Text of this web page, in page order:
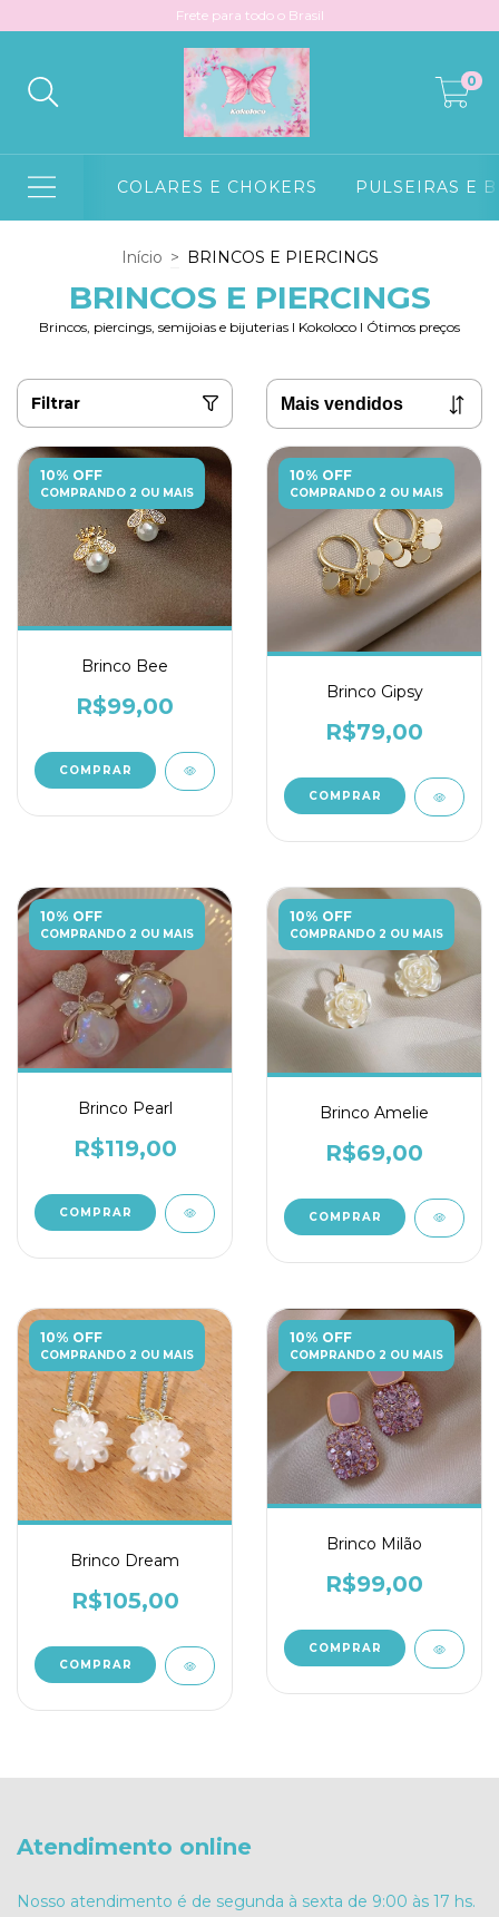
Frete para todo o Brasil
0
COLARES E CHOKERS PULSEIRAS E
Início > BRINCOS E PIERCINGS
BRINCOS E PIERCINGS
Brincos, piercings, semijoias e bijuterias l Kokoloco l Ótimos preços
Filtrar
10% OFF
COMPRANDO 2 OU MAIS
Brinco Bee
R$99,00
COMPRAR
10% OFF
COMPRANDO 2 OU MAIS
Brinco Gipsy
R$79,00
10% OFF
COMPRANDO 2 OU MAIS
Brinco Pearl
R$119,00
10% OFF
COMPRANDO 2 OU MAIS
Brinco Amelie
R$69,00
10% OFF
COMPRANDO 2 OU MAIS
Brinco Dream
R$105,00
10% OFF
COMPRANDO 2 OU MAIS
Brinco Milão
R$99,00
Atendimento online
Nosso atendimento é de segunda à sexta de 9:00 às 17 hs.